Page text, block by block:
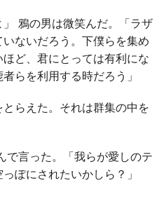
」 鴉の男は微笑んだ。「ラザ
ないだろう。下僕らを集め
ど、君にとっては有利にな
らを利用する時だろう」
らえた。それは群集の中を
で言った。「我らが愛しのテ
ぽにされたいかしら？」